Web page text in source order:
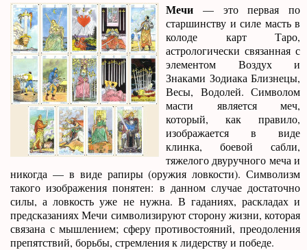
Мечи — это первая по
старшинству и силе масть в
колоде карт Таро,
астрологически связанная с
элементом Воздух и
Знаками Зодиака Близнецы,
Весы, Водолей. Символом
масти является меч,
который, как правило,
изображается в виде
клинка, боевой сабли,
тяжелого двуручного меча и
никогда — в виде рапиры (оружия ловкости). Символизм
такого изображения понятен: в данном случае достаточно
силы, а ловкость уже не нужна. В гаданиях, раскладах и
предсказаниях Мечи символизируют сторону жизни, которая
связана с мышлением; сферу противостояний, преодоления
препятствий, борьбы, стремления к лидерству и победе.